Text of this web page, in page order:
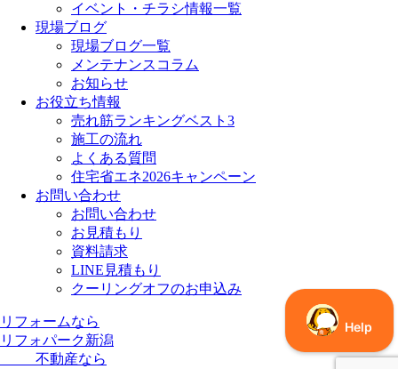
イベント・チラシ情報一覧
現場ブログ
現場ブログ一覧
メンテナンスコラム
お知らせ
お役立ち情報
売れ筋ランキングベスト3
施工の流れ
よくある質問
住宅省エネ2026キャンペーン
お問い合わせ
お問い合わせ
お見積もり
資料請求
LINE見積もり
クーリングオフのお申込み
リフォームなら
リフォパーク新潟
不動産なら